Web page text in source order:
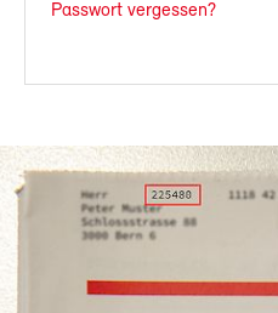
Passwort vergessen?